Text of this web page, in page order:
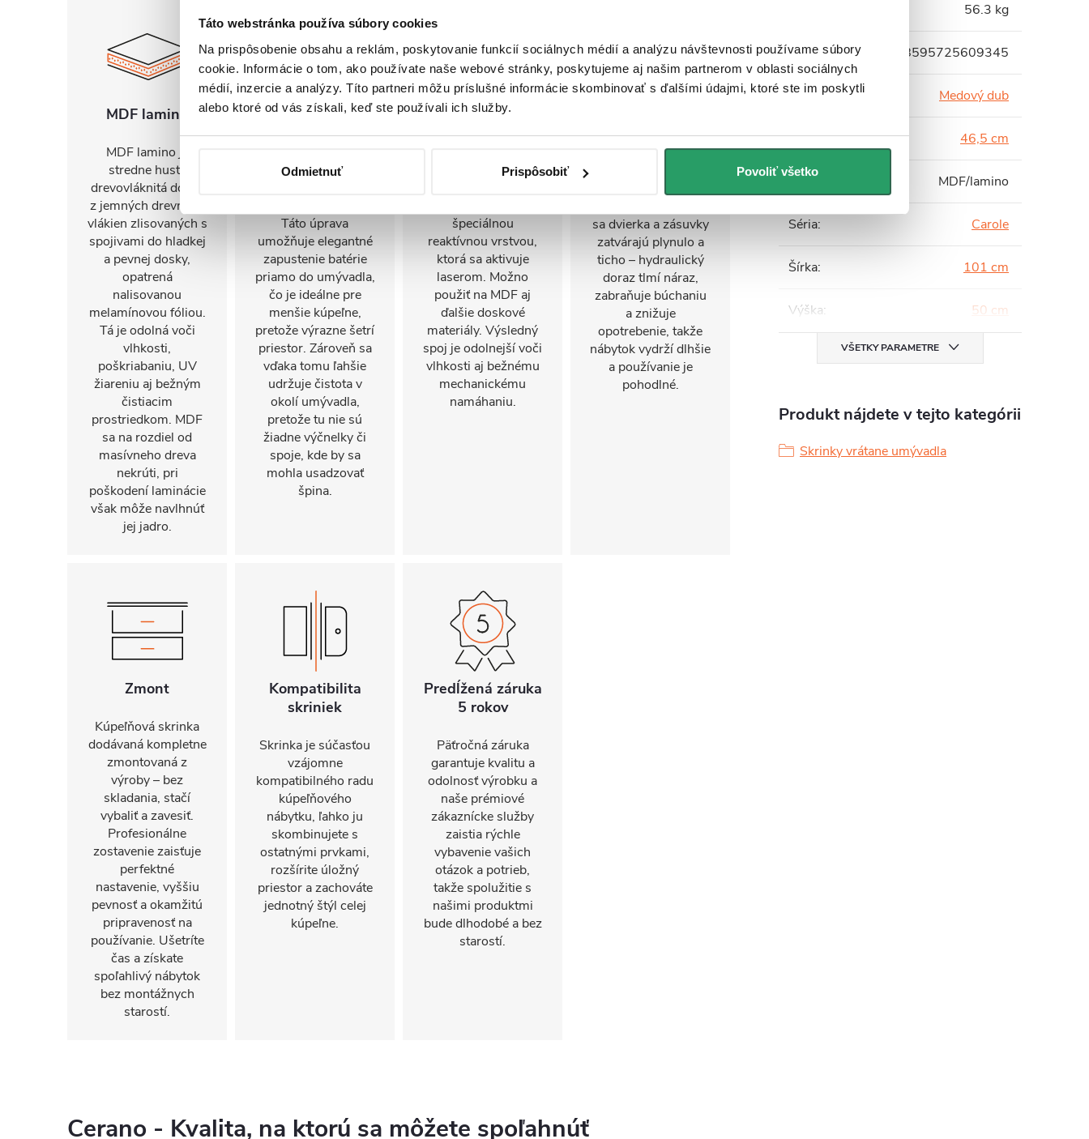
Táto webstránka používa súbory cookies
Na prispôsobenie obsahu a reklám, poskytovanie funkcií sociálnych médií a analýzu návštevnosti používame súbory
cookie. Informácie o tom, ako používate naše webové stránky, poskytujeme aj našim partnerom v oblasti sociálnych
médií, inzercie a analýzy. Títo partneri môžu príslušné informácie skombinovať s ďalšími údajmi, ktoré ste im poskytli
alebo ktoré od vás získali, keď ste používali ich služby.
Odmietnuť Prispôsobiť Povoliť všetko
MDF lamino
MDF lamino je
stredne hustá
drevovláknitá doska
z jemných drevných
vlákien zlisovaných s
spojivami do hladkej
a pevnej dosky,
opatrená
nalisovanou
melamínovou fóliou.
Tá je odolná voči
vlhkosti,
poškriabaniu, UV
žiareniu aj bežným
čistiacim
prostriedkom. MDF
sa na rozdiel od
masívneho dreva
nekrúti, pri
poškodení laminácie
však môže navlhnúť
jej jadro.
Otvor pre batériu
otvorom na
Táto úprava
umožňuje elegantné
zapustenie batérie
priamo do umývadla,
čo je ideálne pre
menšie kúpeľne,
pretože výrazne šetrí
priestor. Zároveň sa
vďaka tomu ľahšie
udržuje čistota v
okolí umývadla,
pretože tu nie sú
žiadne výčnelky či
spoje, kde by sa
mohla usadzovať
špina.
Laserové hrany
vytvára bezšvové,
špeciálnou
reaktívnou vrstvou,
ktorá sa aktivuje
laserom. Možno
použiť na MDF aj
ďalšie doskové
materiály. Výsledný
spoj je odolnejší voči
vlhkosti aj bežnému
mechanickému
namáhaniu.
Soft-Close
integrovanému soft-
sa dvierka a zásuvky
zatvárajú plynulo a
ticho – hydraulický
doraz tlmí náraz,
zabraňuje búchaniu
a znižuje
opotrebenie, takže
nábytok vydrží dlhšie
a používanie je
pohodlné.
Zmont
Kúpeľňová skrinka
dodávaná kompletne
zmontovaná z
výroby – bez
skladania, stačí
vybaliť a zavesiť.
Profesionálne
zostavenie zaisťuje
perfektné
nastavenie, vyššiu
pevnosť a okamžitú
pripravenosť na
používanie. Ušetríte
čas a získate
spoľahlivý nábytok
bez montážnych
starostí.
Kompatibilita
skriniek
Skrinka je súčasťou
vzájomne
kompatibilného radu
kúpeľňového
nábytku, ľahko ju
skombinujete s
ostatnými prvkami,
rozšírite úložný
priestor a zachováte
jednotný štýl celej
kúpeľne.
Predĺžená záruka
5 rokov
Päťročná záruka
garantuje kvalitu a
odolnosť výrobku a
naše prémiové
zákaznícke služby
zaistia rýchle
vybavenie vašich
otázok a potrieb,
takže spolužitie s
našimi produktmi
bude dlhodobé a bez
starostí.
Cerano - Kvalita, na ktorú sa môžete spoľahnúť
56.3 kg
EAN: 8595725609345
Farba : Medový dub
Hĺbka: 46,5 cm
Materiál MDF/lamino
Séria: Carole
Šírka: 101 cm
Výška: 50 cm
VŠETKY PARAMETRE
Produkt nájdete v tejto kategórii
Skrinky vrátane umývadla